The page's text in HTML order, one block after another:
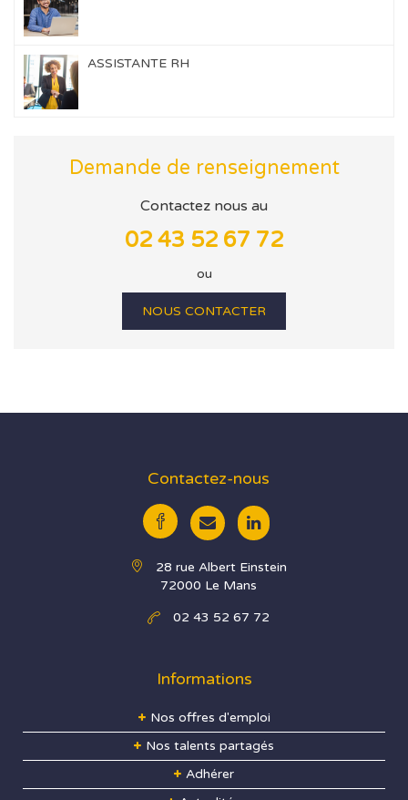
ASSISTANTE RH
Demande de renseignement
Contactez nous au
02 43 52 67 72
ou
NOUS CONTACTER
Contactez-nous
28 rue Albert Einstein
72000 Le Mans
02 43 52 67 72
Informations
Nos offres d'emploi
Nos talents partagés
Adhérer